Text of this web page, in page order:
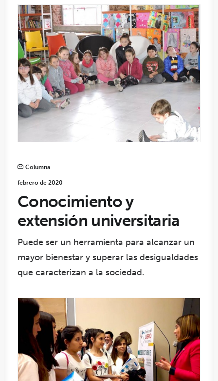
Columna
febrero de 2020
Conocimiento y
extensión universitaria
Puede ser un herramienta para alcanzar un
mayor bienestar y superar las desigualdades
que caracterizan a la sociedad.